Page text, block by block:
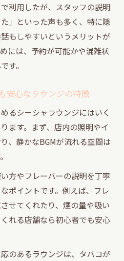
利用したが、スタッフの説明
」といった声も多く、特に隠
もしやすいというメリットが
には、予約が可能かや混雑状
す。
安心なラウンジの特徴
るシーシャラウンジにはいく
ます。まず、店内の照明やイ
、静かなBGMが流れる空間は
方やフレーバーの説明を丁寧
ポイントです。例えば、フレ
せてくれたり、煙の量や吸い
れる店舗なら初心者でも安心
のあるラウンジは、タバコが